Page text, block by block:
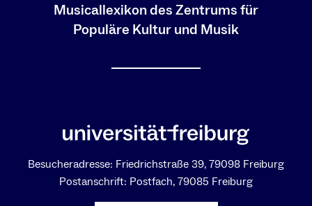
Musicallexikon des Zentrums für
Populäre Kultur und Musik
Besucheradresse: Friedrichstraße 39, 79098 Freiburg
Postanschrift: Postfach, 79085 Freiburg